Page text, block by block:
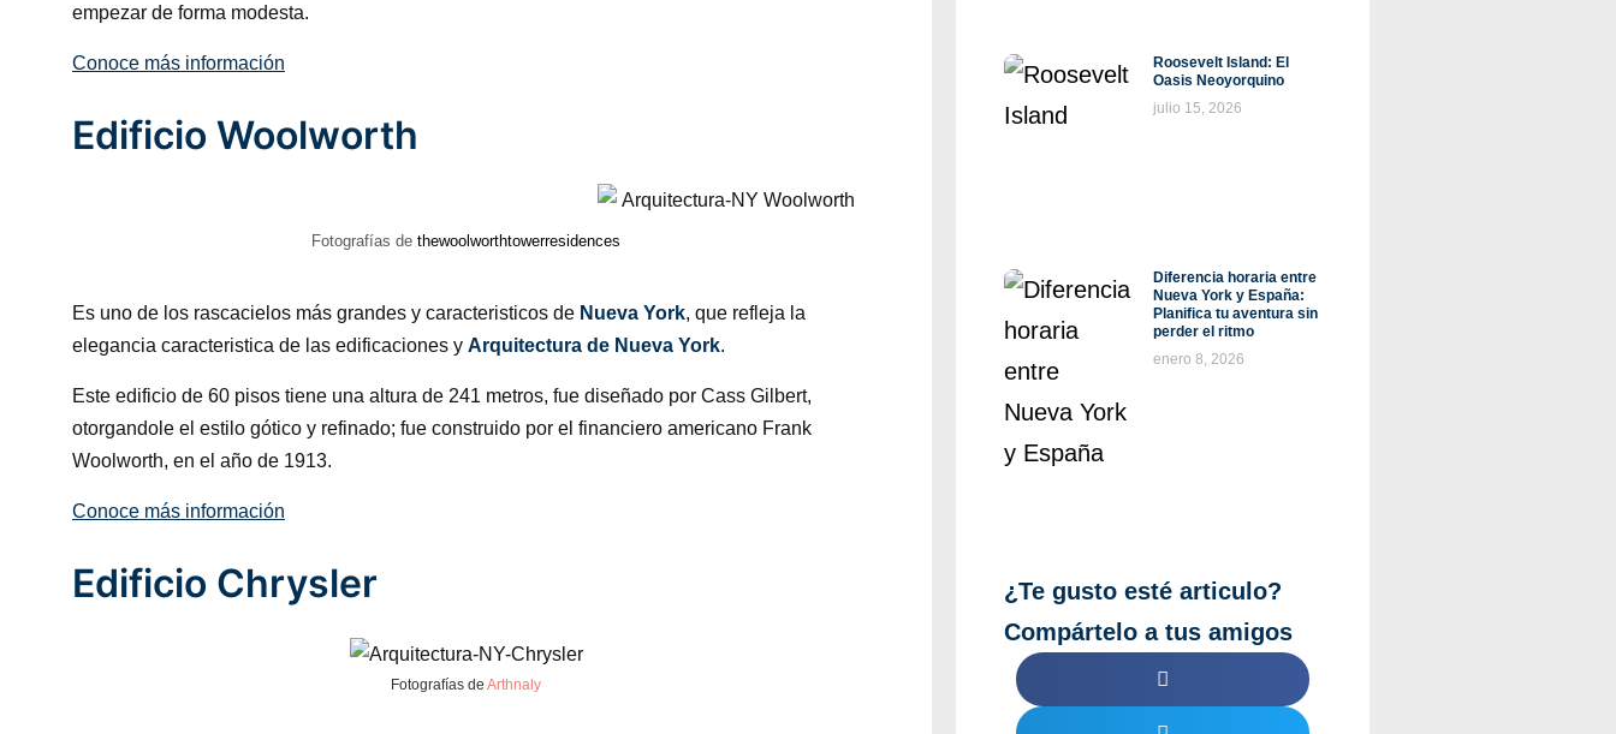
empezar de forma modesta.
Conoce más información
Edificio Woolworth
Fotografías dethewoolworthtowerresidences
Es uno de los rascacielos más grandes y caracteristicos de Nueva York, que refleja la
elegancia caracteristica de las edificaciones y Arquitectura de Nueva York.
Este edificio de 60 pisos tiene una altura de 241 metros, fue diseñado por Cass Gilbert,
otorgandole el estilo gótico y refinado; fue construido por el financiero americano Frank
Woolworth, en el año de 1913.
Conoce más información
Edificio Chrysler
Fotografías deArthnaly
Roosevelt Island: El
Oasis Neoyorquino
julio 15, 2026
Diferencia horaria entre
Nueva York y España:
Planifica tu aventura sin
perder el ritmo
enero 8, 2026
¿Te gusto esté articulo?
Compártelo a tus amigos